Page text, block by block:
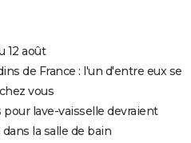
12 août
de France : l'un d'entre eux se
vous
lave-vaisselle devraient
la salle de bain